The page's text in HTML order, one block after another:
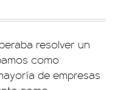
resolver un
como
de empresas